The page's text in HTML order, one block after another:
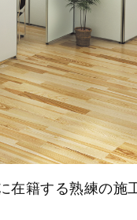
在籍する熟練の施